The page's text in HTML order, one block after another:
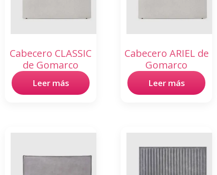
Cabecero CLASSIC
de Gomarco
Leer más
Cabecero ARIEL de
Gomarco
Leer más